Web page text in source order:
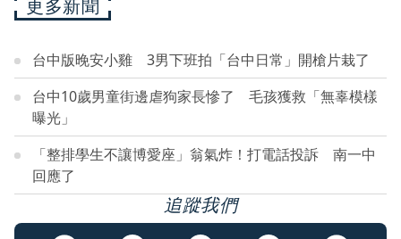
更多新聞
台中版晚安小雞 3男下班拍「台中日常」開槍片栽了
台中10歲男童街邊虐狗家長慘了 毛孩獲救「無辜模樣
曝光」
「整排學生不讓博愛座」翁氣炸！打電話投訴 南一中
回應了
追蹤我們